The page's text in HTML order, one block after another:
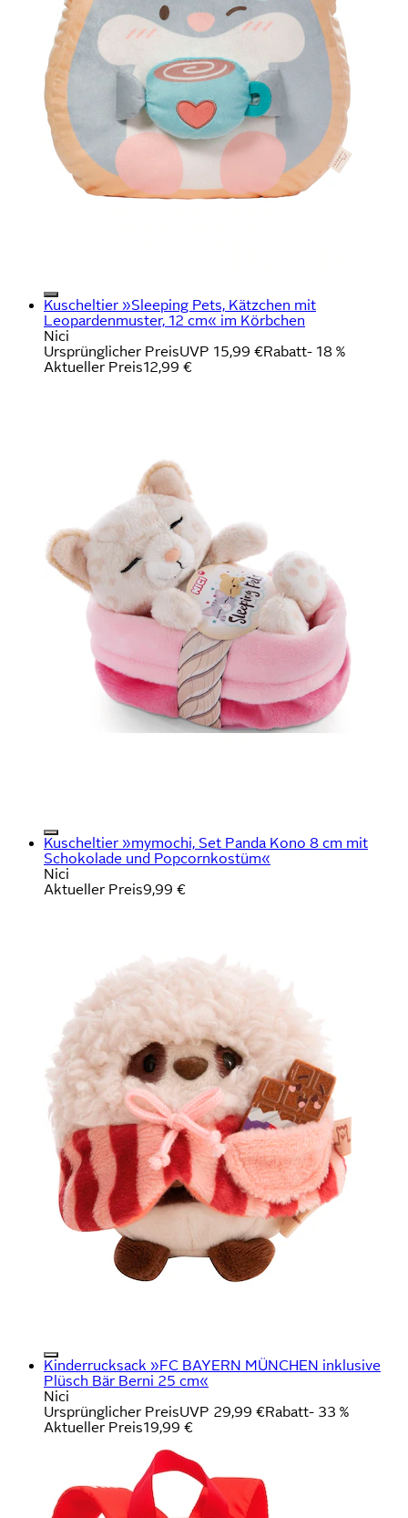
Kuscheltier »Sleeping Pets, Kätzchen mit
Leopardenmuster, 12 cm« im Körbchen
Nici
Ursprünglicher PreisUVP 15,99 €Rabatt- 18 %
Aktueller Preis12,99 €
Kuscheltier »mymochi, Set Panda Kono 8 cm mit
Schokolade und Popcornkostüm«
Nici
Aktueller Preis9,99 €
Kinderrucksack »FC BAYERN MÜNCHEN inklusive
Plüsch Bär Berni 25 cm«
Nici
Ursprünglicher PreisUVP 29,99 €Rabatt- 33 %
Aktueller Preis19,99 €